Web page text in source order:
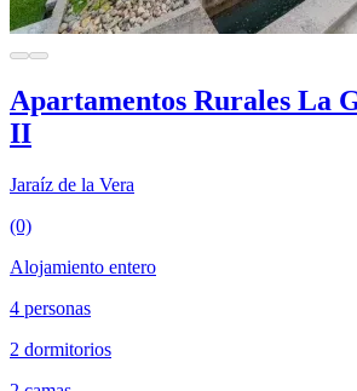
Apartamentos Rurales La
II
Jaraíz de la Vera
(0)
Alojamiento entero
4 personas
2 dormitorios